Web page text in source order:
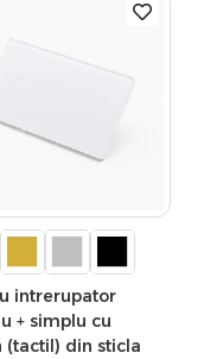
intrerupator
+ simplu cu
(tactil) din sticla